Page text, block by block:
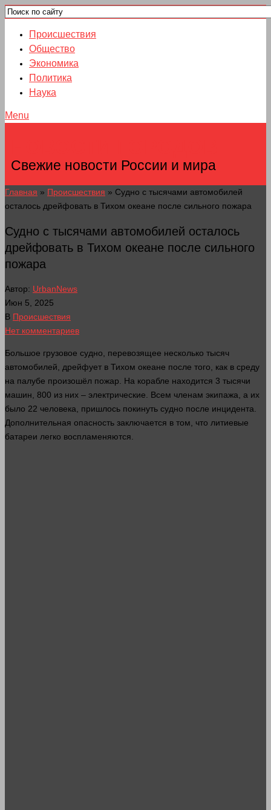
Происшествия
Общество
Экономика
Политика
Наука
Menu
Свежие новости России и мира
Главная » Происшествия » Судно с тысячами автомобилей
осталось дрейфовать в Тихом океане после сильного пожара
Судно с тысячами автомобилей осталось
дрейфовать в Тихом океане после сильного
пожара
Автор: UrbanNews
Июн 5, 2025
В Происшествия
Нет комментариев
Большое грузовое судно, перевозящее несколько тысяч
автомобилей, дрейфует в Тихом океане после того, как в среду
на палубе произошёл пожар. На корабле находится 3 тысячи
машин, 800 из них – электрические. Всем членам экипажа, а их
было 22 человека , пришлось покинуть судно после инцидента.
Дополнительная опасность заключается в том, что литиевые
батареи легко воспламеняются.